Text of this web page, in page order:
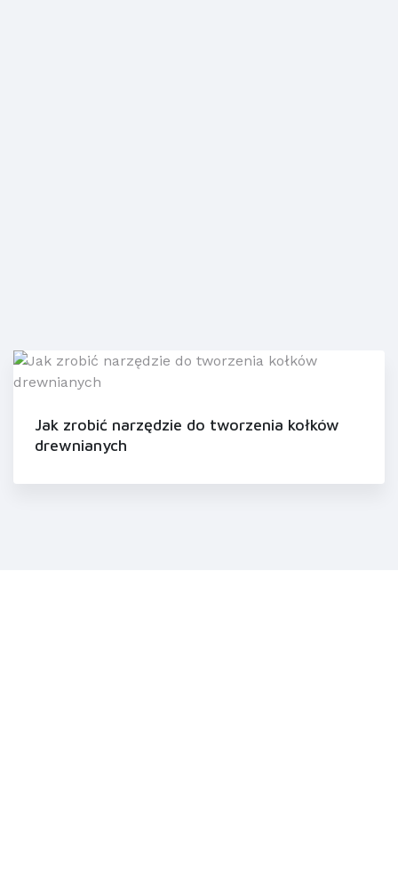
Jak zrobić narzędzie do tworzenia kołków
drewnianych